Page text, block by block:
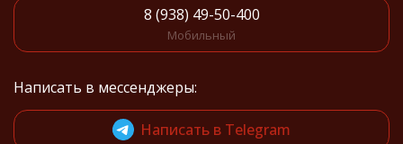
8 (938) 49-50-400
Мобильный
Написать в мессенджеры:
Написать в Telegram